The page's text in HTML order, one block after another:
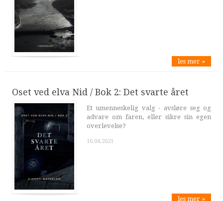
les mer »
Oset ved elva Nid / Bok 2: Det svarte året
Et umenneskelig valg - avsløre seg og
advare om faren, eller sikre sin egen
overlevelse?
16.04.2021
les mer »